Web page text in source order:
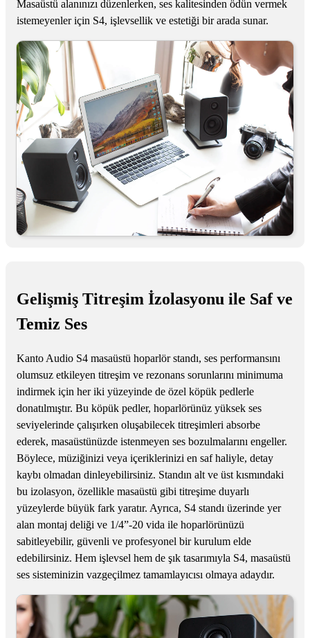
Masaüstü alanınızı düzenlerken, ses kalitesinden ödün vermek
istemeyenler için S4, işlevsellik ve estetiği bir arada sunar.
Gelişmiş Titreşim İzolasyonu ile Saf ve
Temiz Ses
Kanto Audio S4 masaüstü hoparlör standı, ses performansını
olumsuz etkileyen titreşim ve rezonans sorunlarını minimuma
indirmek için her iki yüzeyinde de özel köpük pedlerle
donatılmıştır. Bu köpük pedler, hoparlörünüz yüksek ses
seviyelerinde çalışırken oluşabilecek titreşimleri absorbe
ederek, masaüstünüzde istenmeyen ses bozulmalarını engeller.
Böylece, müziğinizi veya içeriklerinizi en saf haliyle, detay
kaybı olmadan dinleyebilirsiniz. Standın alt ve üst kısmındaki
bu izolasyon, özellikle masaüstü gibi titreşime duyarlı
yüzeylerde büyük fark yaratır. Ayrıca, S4 standı üzerinde yer
alan montaj deliği ve 1/4”-20 vida ile hoparlörünüzü
sabitleyebilir, güvenli ve profesyonel bir kurulum elde
edebilirsiniz. Hem işlevsel hem de şık tasarımıyla S4, masaüstü
ses sisteminizin vazgeçilmez tamamlayıcısı olmaya adaydır.